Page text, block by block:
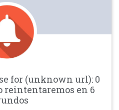
for (unknown url): 0
reintentaremos en 6